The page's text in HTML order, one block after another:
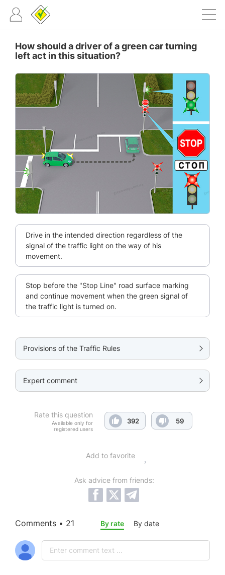
How should a driver of a green car turning
left act in this situation?
Drive in the intended direction regardless of the
signal of the traffic light on the way of his
movement.
Stop before the "Stop Line" road surface marking
and continue movement when the green signal of
the traffic light is turned on.
Provisions of the Traffic Rules
Expert comment
Rate this question
Available only for
registered users
392 59
Add to favorite
Ask advice from friends:
Comments • 21 By rate By date